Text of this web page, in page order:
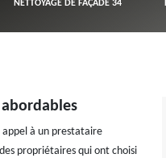
NETTOYAGE DE FAÇADE 34
appel à un prestataire
propriétaires qui ont choisi